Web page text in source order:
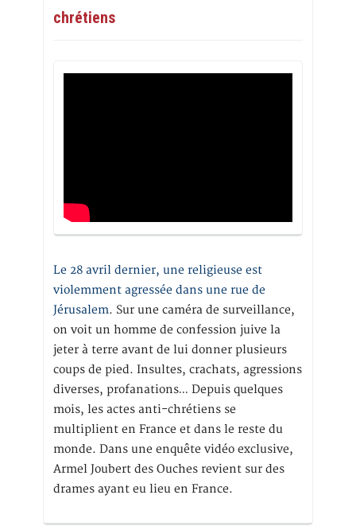
chrétiens
Le 28 avril dernier, une religieuse est
violemment agressée dans une rue de
Jérusalem. Sur une caméra de surveillance,
on voit un homme de confession juive la
jeter à terre avant de lui donner plusieurs
coups de pied. Insultes, crachats, agressions
diverses, profanations… Depuis quelques
mois, les actes anti-chrétiens se
multiplient en France et dans le reste du
monde. Dans une enquête vidéo exclusive,
Armel Joubert des Ouches revient sur des
drames ayant eu lieu en France.